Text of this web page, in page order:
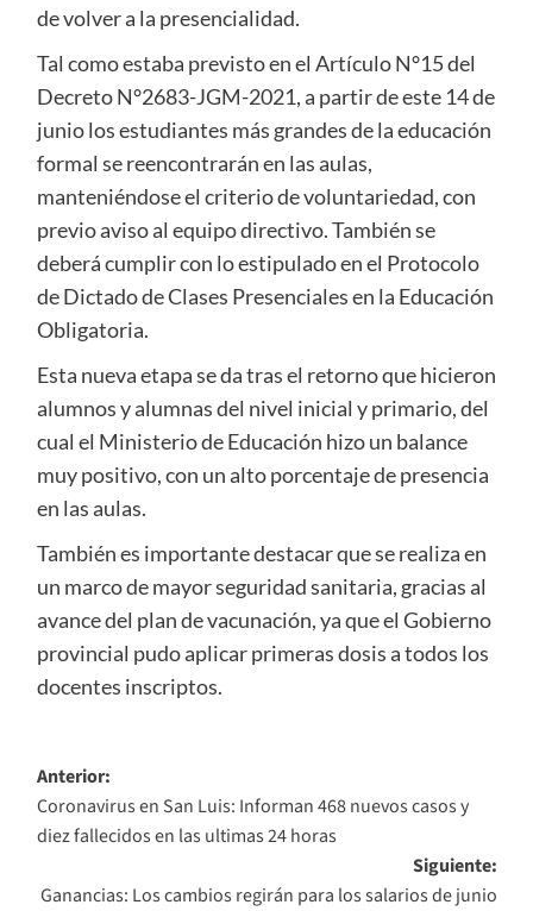
de volver a la presencialidad.
Tal como estaba previsto en el Artículo N°15 del
Decreto N°2683-JGM-2021, a partir de este 14 de
junio los estudiantes más grandes de la educación
formal se reencontrarán en las aulas,
manteniéndose el criterio de voluntariedad, con
previo aviso al equipo directivo. También se
deberá cumplir con lo estipulado en el Protocolo
de Dictado de Clases Presenciales en la Educación
Obligatoria.
Esta nueva etapa se da tras el retorno que hicieron
alumnos y alumnas del nivel inicial y primario, del
cual el Ministerio de Educación hizo un balance
muy positivo, con un alto porcentaje de presencia
en las aulas.
También es importante destacar que se realiza en
un marco de mayor seguridad sanitaria, gracias al
avance del plan de vacunación, ya que el Gobierno
provincial pudo aplicar primeras dosis a todos los
docentes inscriptos.
Navegación
de
entradas
Anterior:
Coronavirus en San Luis: Informan 468 nuevos casos y
diez fallecidos en las ultimas 24 horas
Siguiente:
Ganancias: Los cambios regirán para los salarios de junio